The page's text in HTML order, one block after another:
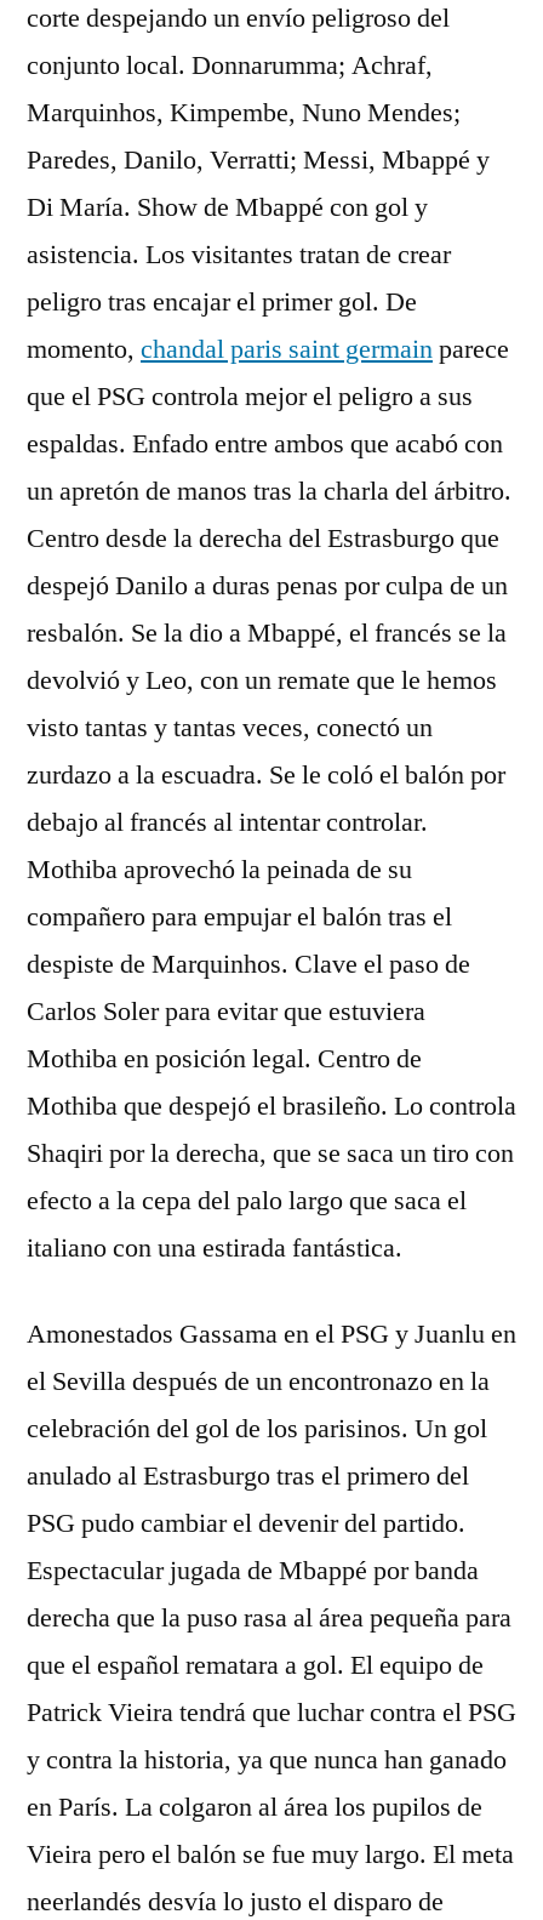
corte despejando un envío peligroso del
conjunto local. Donnarumma; Achraf,
Marquinhos, Kimpembe, Nuno Mendes;
Paredes, Danilo, Verratti; Messi, Mbappé y
Di María. Show de Mbappé con gol y
asistencia. Los visitantes tratan de crear
peligro tras encajar el primer gol. De
momento, chandal paris saint germainparece
que el PSG controla mejor el peligro a sus
espaldas. Enfado entre ambos que acabó con
un apretón de manos tras la charla del árbitro.
Centro desde la derecha del Estrasburgo que
despejó Danilo a duras penas por culpa de un
resbalón. Se la dio a Mbappé, el francés se la
devolvió y Leo, con un remate que le hemos
visto tantas y tantas veces, conectó un
zurdazo a la escuadra. Se le coló el balón por
debajo al francés al intentar controlar.
Mothiba aprovechó la peinada de su
compañero para empujar el balón tras el
despiste de Marquinhos. Clave el paso de
Carlos Soler para evitar que estuviera
Mothiba en posición legal. Centro de
Mothiba que despejó el brasileño. Lo controla
Shaqiri por la derecha, que se saca un tiro con
efecto a la cepa del palo largo que saca el
italiano con una estirada fantástica.
Amonestados Gassama en el PSG y Juanlu en
el Sevilla después de un encontronazo en la
celebración del gol de los parisinos. Un gol
anulado al Estrasburgo tras el primero del
PSG pudo cambiar el devenir del partido.
Espectacular jugada de Mbappé por banda
derecha que la puso rasa al área pequeña para
que el español rematara a gol. El equipo de
Patrick Vieira tendrá que luchar contra el PSG
y contra la historia, ya que nunca han ganado
en París. La colgaron al área los pupilos de
Vieira pero el balón se fue muy largo. El meta
neerlandés desvía lo justo el disparo de